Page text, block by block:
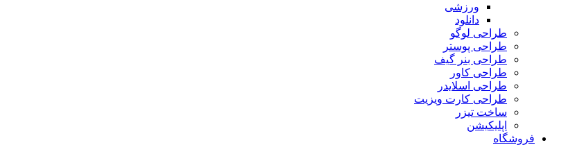
ورزشی
دانلود
طراحی لوگو
طراحی پوستر
طراحی بنر گیف
طراحی کاور
طراحی اسلایدر
طراحی کارت ویزیت
ساخت تیزر
اپلیکیشن
فروشگاه